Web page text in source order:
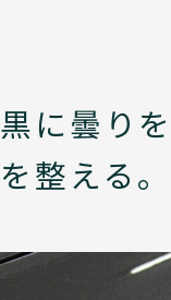
黒に曇り
を整える。